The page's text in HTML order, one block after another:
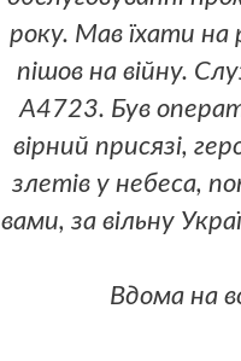
року. Мав їхати на
пішов на війну.
А4723. Був
вірний присязі,
злетів у небеса,
вами, за вільну
Вдома на